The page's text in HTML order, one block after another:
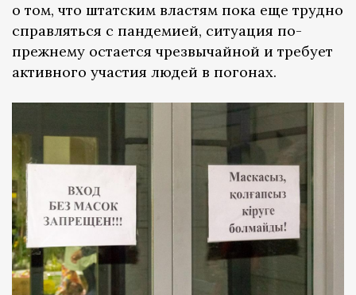
о том, что штатским властям пока еще трудно
справляться с пандемией, ситуация по-
прежнему остается чрезвычайной и требует
активного участия людей в погонах.